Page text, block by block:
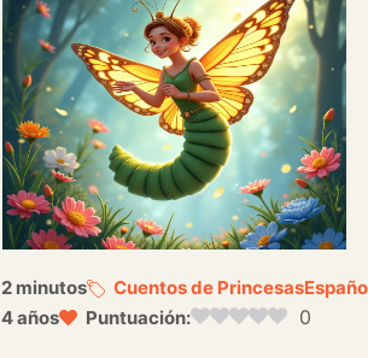
2 minutos Cuentos de Princesas
4 años
Puntuación: 0